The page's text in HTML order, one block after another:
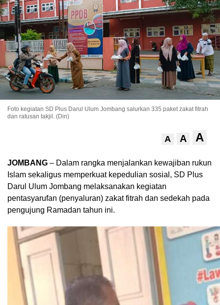
Foto kegiatan SD Plus Darul Ulum Jombang salurkan 335 paket zakat fitrah
dan ratusan takjil. (Din)
A A A
JOMBANG – Dalam rangka menjalankan kewajiban rukun
Islam sekaligus memperkuat kepedulian sosial, SD Plus
Darul Ulum Jombang melaksanakan kegiatan
pentasyarufan (penyaluran) zakat fitrah dan sedekah pada
pengujung Ramadan tahun ini.